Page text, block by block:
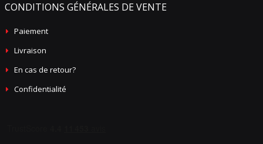
CONDITIONS GÉNÉRALES DE VENTE
Paiement
Livraison
En cas de retour?
Confidentialité